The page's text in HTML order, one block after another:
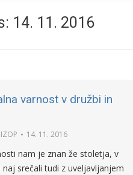
14. 11. 2016
varnost v družbi in
IZOP 14. 11. 2016
nam je znan že stoletja, v
srečali tudi z uveljavljanjem